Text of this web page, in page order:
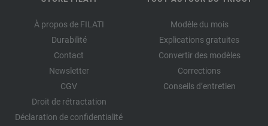
À propos de FILATI
Durabilité
Contact
Newsletter
CGV
Droit de rétractation
Déclaration de confidentialité
Modèle du mois
Explications gratuites
Convertir des modèles
Corrections
Conseils d’entretien